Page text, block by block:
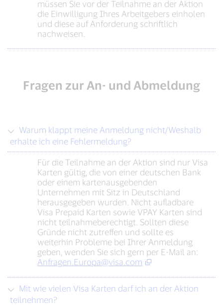
müssen Sie vor der Teilnahme an der Aktion
die Einwilligung Ihres Arbeitgebers einholen
und diese auf Anforderung schriftlich
nachweisen.
Fragen zur An- und Abmeldung
erhalte ich eine Fehlermeldung?
Für die Teilnahme an der Aktion sind nur Visa
Karten gültig, die von einer deutschen Bank
oder einem kartenausgebenden
Unternehmen mit Sitz in Deutschland
herausgegeben wurden. Nicht aufladbare
Visa Prepaid Karten sowie VPAY Karten sind
nicht teilnahmeberechtigt. Sollten diese
Gründe nicht zutreffen und sollte es
weiterhin Probleme bei Ihrer Anmeldung
geben, wenden Sie sich gern per E-Mail an:
Anfragen.Europa@visa.com
teilnehmen?